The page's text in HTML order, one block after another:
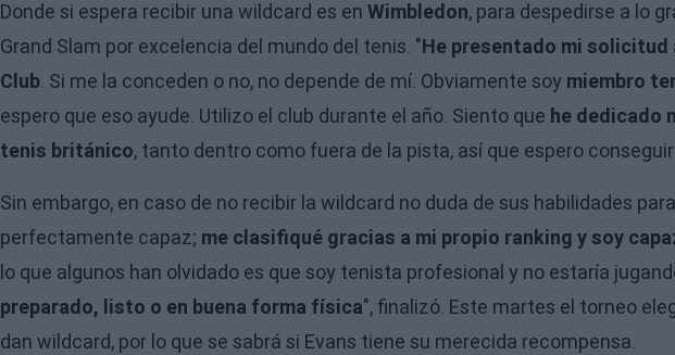
Donde si espera recibir una wildcard es en Wimbledon, para despedirse a lo
Grand Slam por excelencia del mundo del tenis. "He presentado mi solicitud
Club. Si me la conceden o no, no depende de mí. Obviamente soy miembro
espero que eso ayude. Utilizo el club durante el año. Siento que he dedicado
tenis británico, tanto dentro como fuera de la pista, así que espero
Sin embargo, en caso de no recibir la wildcard no duda de sus habilidades
perfectamente capaz; me clasifiqué gracias a mi propio ranking y soy
lo que algunos han olvidado es que soy tenista profesional y no estaría
preparado, listo o en buena forma física", finalizó. Este martes el torneo
dan wildcard, por lo que se sabrá si Evans tiene su merecida recompensa.